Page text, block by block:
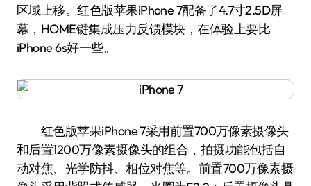
区域上移。红色版苹果iPhone 7配备了4.7寸2.5D屏
幕，HOME键集成压力反馈模块，在体验上要比
iPhone 6s好一些。
红色版苹果iPhone 7采用前置700万像素摄像头
和后置1200万像素摄像头的组合，拍摄功能包括自
动对焦、光学防抖、相位对焦等。前置700万像素摄